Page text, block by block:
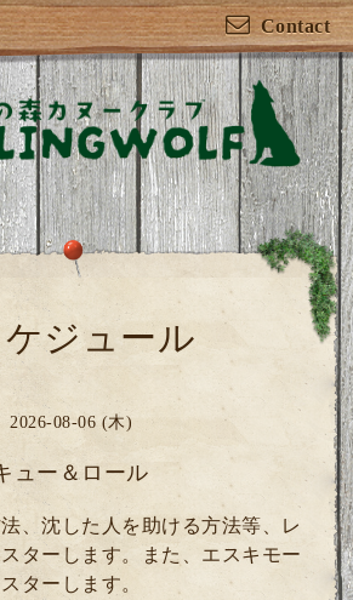
Contact
ケジュール
2026-08-06 (木)
ュー＆ロール
、沈した人を助ける方法等、レ
ターします。また、エスキモー
ターします。